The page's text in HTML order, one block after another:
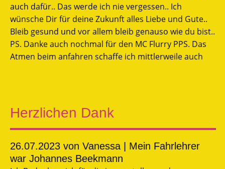
auch dafür.. Das werde ich nie vergessen.. Ich
wünsche Dir für deine Zukunft alles Liebe und Gute..
Bleib gesund und vor allem bleib genauso wie du bist..
PS. Danke auch nochmal für den MC Flurry PPS. Das
Atmen beim anfahren schaffe ich mittlerweile auch
Herzlichen Dank
26.07.2023 von Vanessa | Mein Fahrlehrer
war Johannes Beekmann